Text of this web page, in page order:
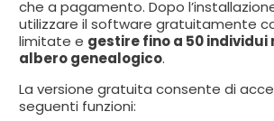
che a pagamento. Dopo
utilizzare il software gratuitamente
limitate e gestire fino a 50 individui
albero genealogico.
La versione gratuita consente di
seguenti funzioni: